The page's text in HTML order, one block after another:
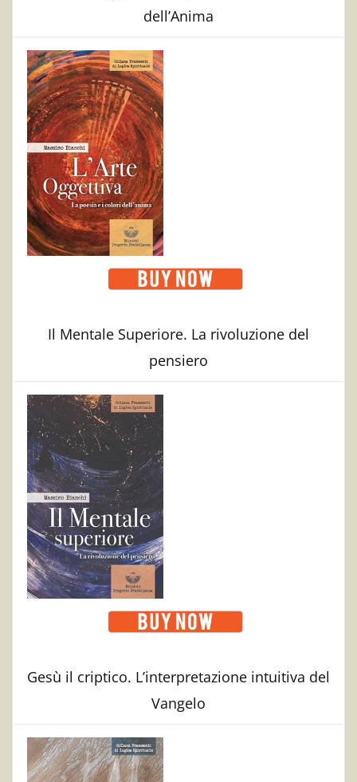
dell’Anima
Il Mentale Superiore. La rivoluzione del
pensiero
Gesù il criptico. L’interpretazione intuitiva del
Vangelo